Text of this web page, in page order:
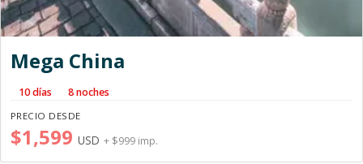
Mega China
10 días 8 noches
PRECIO DESDE
$1,599 USD + $999 imp.